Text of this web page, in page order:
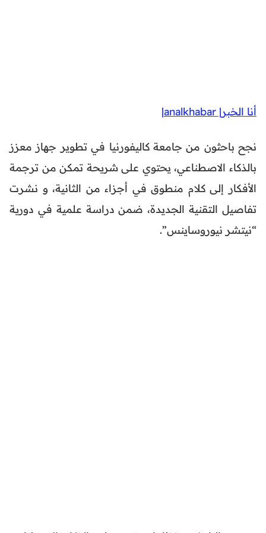
أنا الخبر| analkhabar|
نجح باحثون من جامعة كاليفورنيا في تطوير جهاز معزز
بالذكاء الاصطناعي، يحتوي على شريحة تمكن من ترجمة
الأفكار إلى كلام منطوق في أجزاء من الثانية، و نشرت
تفاصيل التقنية الجديدة، ضمن دراسة علمية في دورية
“نيتشر نيوروساينس”.